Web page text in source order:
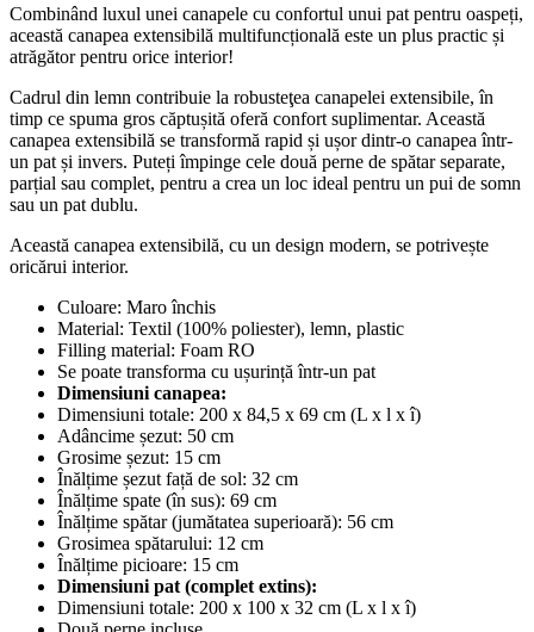
Combinând luxul unei canapele cu confortul unui pat pentru oaspeți,
această canapea extensibilă multifuncțională este un plus practic și
atrăgător pentru orice interior!
Cadrul din lemn contribuie la robusteţea canapelei extensibile, în
timp ce spuma gros căptușită oferă confort suplimentar. Această
canapea extensibilă se transformă rapid și ușor dintr-o canapea într-
un pat și invers. Puteți împinge cele două perne de spătar separate,
parțial sau complet, pentru a crea un loc ideal pentru un pui de somn
sau un pat dublu.
Această canapea extensibilă, cu un design modern, se potrivește
oricărui interior.
Culoare: Maro închis
Material: Textil (100% poliester), lemn, plastic
Filling material: Foam RO
Se poate transforma cu ușurință într-un pat
Dimensiuni canapea:
Dimensiuni totale: 200 x 84,5 x 69 cm (L x l x î)
Adâncime șezut: 50 cm
Grosime șezut: 15 cm
Înălțime șezut față de sol: 32 cm
Înălțime spate (în sus): 69 cm
Înălțime spătar (jumătatea superioară): 56 cm
Grosimea spătarului: 12 cm
Înălțime picioare: 15 cm
Dimensiuni pat (complet extins):
Dimensiuni totale: 200 x 100 x 32 cm (L x l x î)